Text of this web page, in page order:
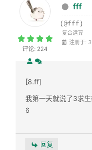
评论: 224
fff
(@fff)
复合运算
注册于:
[8.ff]
我第一天就说了3求
6
回复